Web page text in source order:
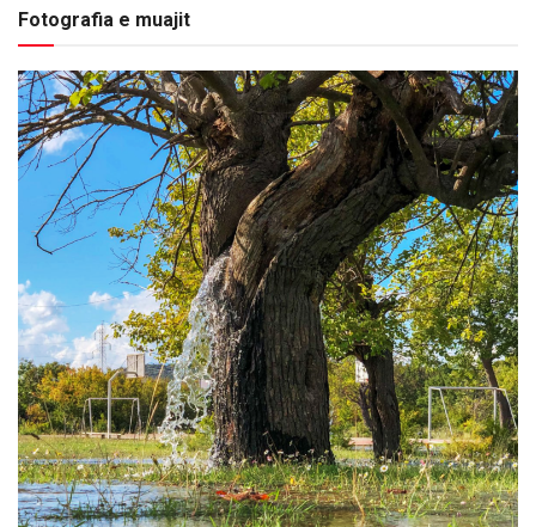
Fotografia e muajit